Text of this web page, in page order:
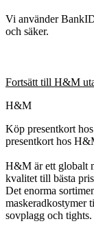
Vi använder
och säker.
Fortsätt till H&M
H&M
Köp presentkort
presentkort hos
H&M är ett globalt
kvalitet till bästa
Det enorma
maskeradkostymer
sovplagg och tights.